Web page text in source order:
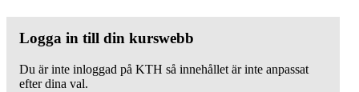
Logga in till din kurswebb
Du är inte inloggad på KTH så innehållet är inte anpassat
efter dina val.